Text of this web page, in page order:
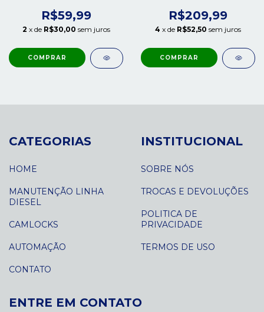
R$59,99
2 x de R$30,00 sem juros
1000MM M14 - CBP
R$209,99
4 x de R$52,50 sem juros
CATEGORIAS
HOME
MANUTENÇÃO LINHA
DIESEL
CAMLOCKS
AUTOMAÇÃO
CONTATO
INSTITUCIONAL
SOBRE NÓS
TROCAS E DEVOLUÇÕES
POLITICA DE
PRIVACIDADE
TERMOS DE USO
ENTRE EM CONTATO